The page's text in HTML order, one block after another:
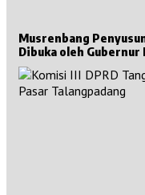
Musrenbang
Dibuka oleh Gubernur